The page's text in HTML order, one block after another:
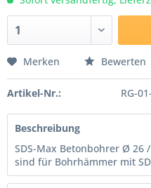
Merken Bewerten
Artikel-Nr.: RG-
Beschreibung
SDS-Max Betonbohrer Ø 26
sind für Bohrhämmer mit